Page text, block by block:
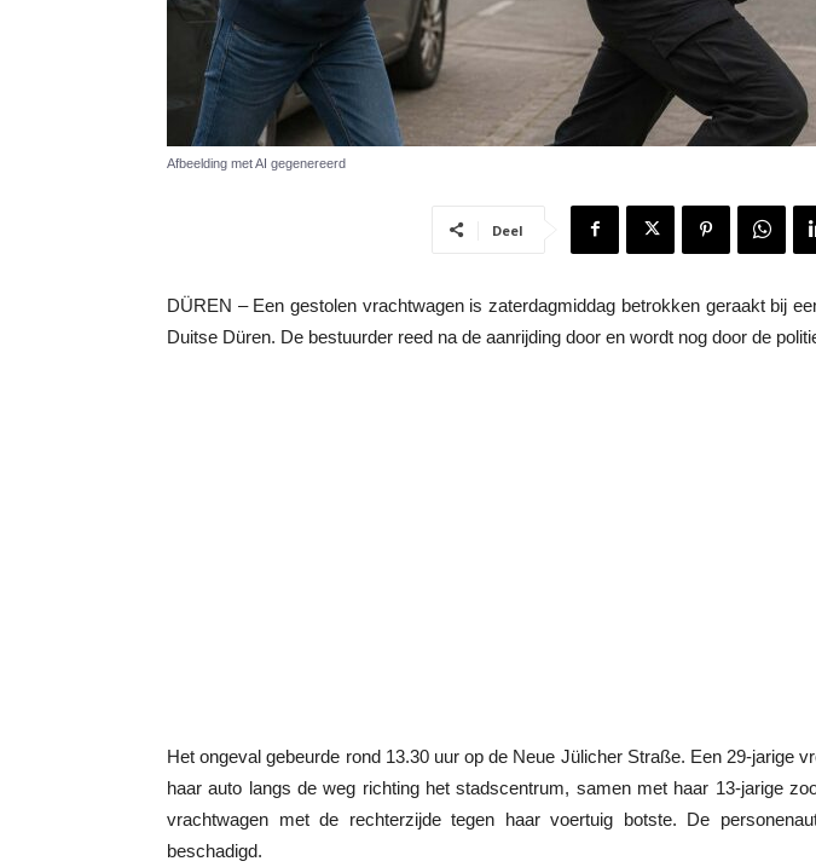
Afbeelding met AI gegenereerd
Deel
DÜREN – Een gestolen vrachtwagen is zaterdagmiddag betrokken geraakt bij
Duitse Düren. De bestuurder reed na de aanrijding door en wordt nog door de
Het ongeval gebeurde rond 13.30 uur op de Neue Jülicher Straße. Een 29-jarige
haar auto langs de weg richting het stadscentrum, samen met haar 13-jarige
vrachtwagen met de rechterzijde tegen haar voertuig botste. De
beschadigd.